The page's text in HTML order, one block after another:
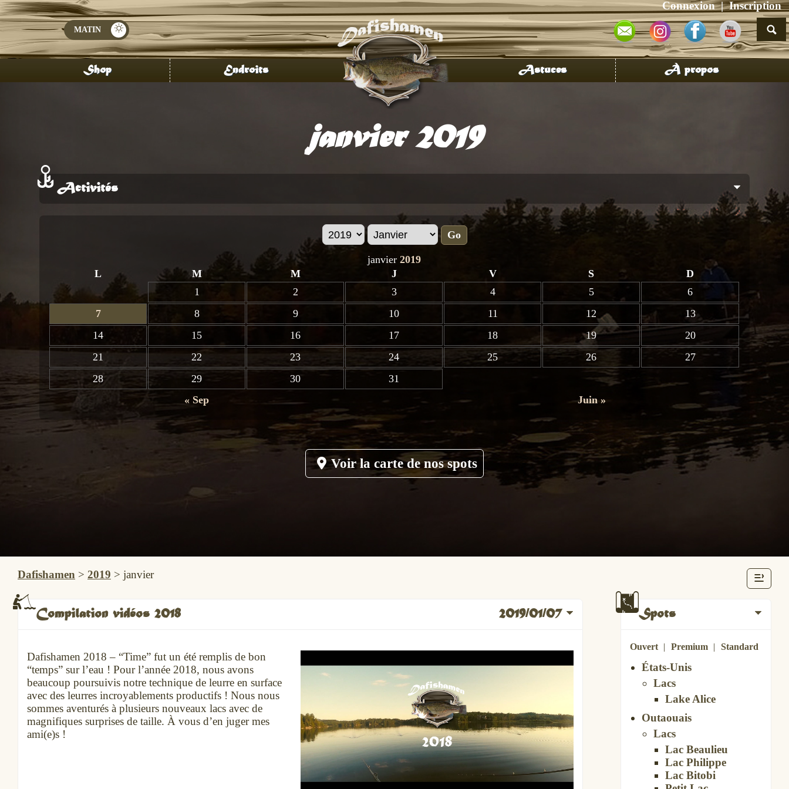
Connexion Inscription
Shop Endroits Astuces À propos
janvier 2019
Activités
Go
janvier2019
L
M M J V S D
« Sep Juin »
1 2 3 4 5
6
7
8 9 10 11 12
13
14
15 16 17 18 19
20
21
22 23 24 25 26
27
28
29 30 31
Voir la carte de nos spots
Dafishamen > 2019 > janvier
Spots
Ouvert Premium Standard
États-Unis
Lacs
Lake Alice
Outaouais
Lacs
Lac Beaulieu
Lac Philippe
Lac Bitobi
Compilation vidéos 2018 2019/01/07
Dafishamen 2018 – “Time” fut un été remplis de bon
“temps” sur l’eau ! Pour l’année 2018, nous avons
beaucoup poursuivis notre technique de leurre en surface
avec des leurres incroyablements productifs ! Nous nous
sommes aventurés à plusieurs nouveaux lacs avec de
magnifiques surprises de taille. À vous d’en juger mes
ami(e)s !